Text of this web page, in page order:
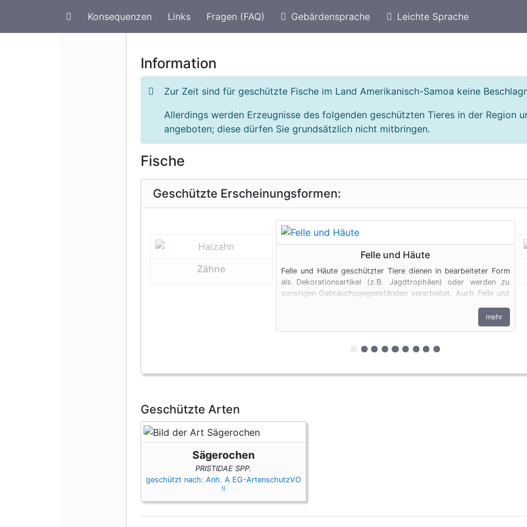
Konsequenzen Links Fragen (FAQ) Gebärdensprache Leichte Sprache
Information
Zur Zeit sind für geschützte Fische im Land Amerikanisch-Samoa keine
Allerdings werden Erzeugnisse des folgenden geschützten Tieres in der Region
angeboten; diese dürfen Sie grundsätzlich nicht mitbringen.
Fische
Geschützte Erscheinungsformen:
Vorherige geschützte Erscheinungsform
Zähne
Felle und Häute
Felle und Häute geschützter Tiere dienen in bearbeiteter Form
als Dekorationsartikel (z.B. Jagdtrophäen) oder werden zu
sonstigen Gebrauchsgegenständen verarbeitet. Auch Felle und
Bei privaten Einfuhren zum persönlichen Gebrauch sind bis zu
vier Erzeugnisse von Krokodilen des Anhangs B pro Person
transportiert werden. Fleisch und Jagdtrophäen sind von dieser
mehr
zur 1. geschützten Erscheinungsform
zur 2. geschützten Erscheinungsform
zur 3. geschützten
zur 4. geschützten
zur 5. geschützten
zur 6. geschützten
zur 7. geschützten
zur 8. geschützten
zur 9. geschützten
Geschützte Arten
Sägerochen
PRISTIDAE SPP.
geschützt nach: Anh. A EG-ArtenschutzVO
1)